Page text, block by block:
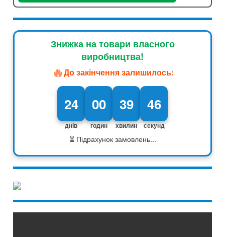
Знижка на товари власного
виробництва!
🔥До закінчення залишилось:
24
днів
00
годин
39
хвилин
45
секунд
⏳ Підрахунок замовлень...